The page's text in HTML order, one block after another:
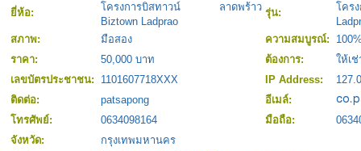
ยี่ห้อ:
โครงการบิสทาวน์ ลาดพร้าว
Biztown Ladprao
รุ่น:
โคร
สภาพ:
มือสอง ความสมบูรณ์:
ราคา:
50,000 บาท ต้องการ:
ให้เช่
เลขบัตรประชาชน:
1101607718XXX IP Address:
ติดต่อ:
patsapong
อีเมล์:
โทรศัพย์:
0634098164 มือถือ:
จังหวัด:
กรุงเทพมหานคร